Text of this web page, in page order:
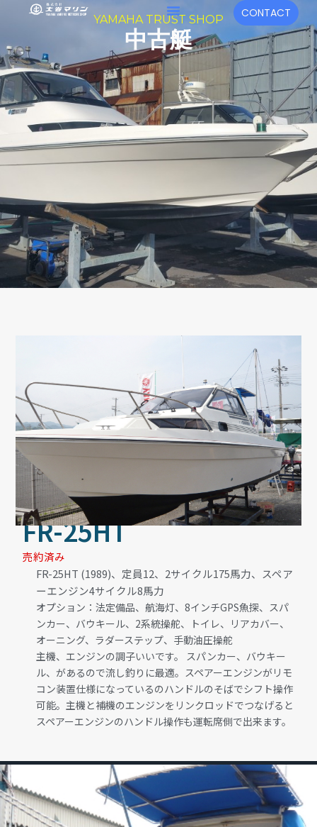
ス
キ
ッ
プ
メ
ニ
ュ
ー
CONTACT
YAMAHA TRUST SHOP
中古艇
FR-25HT
売約済み
FR-25HT (1989)、定員12、2サイクル175馬力、スペア
ーエンジン4サイクル8馬力
オプション：法定備品、航海灯、8インチGPS魚探、スパ
ンカー、バウキール、2系統操舵、トイレ、リアカバー、
オーニング、ラダーステップ、手動油圧操舵
主機、エンジンの調子いいです。 スパンカー、バウキー
ル、があるので流し釣りに最適。スペアーエンジンがリモ
コン装置仕様になっているのハンドルのそばでシフト操作
可能。主機と補機のエンジンをリンクロッドでつなげると
スペアーエンジンのハンドル操作も運転席側で出来ます。
GALLERY